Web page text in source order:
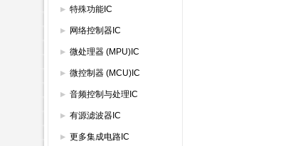
特殊功能IC
网络控制器IC
微处理器 (MPU)IC
微控制器 (MCU)IC
音频控制与处理IC
有源滤波器IC
更多集成电路IC